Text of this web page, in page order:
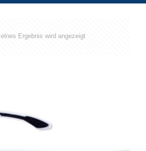
Ergebnis wird angezeigt